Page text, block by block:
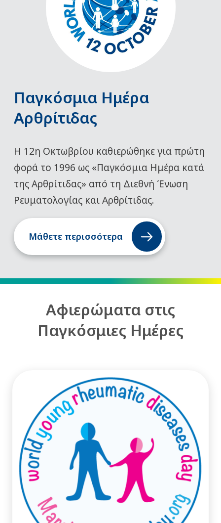
Παγκόσμια Ημέρα
Αρθρίτιδας
Η 12η Οκτωβρίου καθιερώθηκε για πρώτη
φορά το 1996 ως «Παγκόσμια Ημέρα κατά
της Αρθρίτιδας» από τη Διεθνή Ένωση
Ρευματολογίας και Αρθρίτιδας.
Μάθετε περισσότερα
Αφιερώματα στις
Παγκόσμιες Ημέρες